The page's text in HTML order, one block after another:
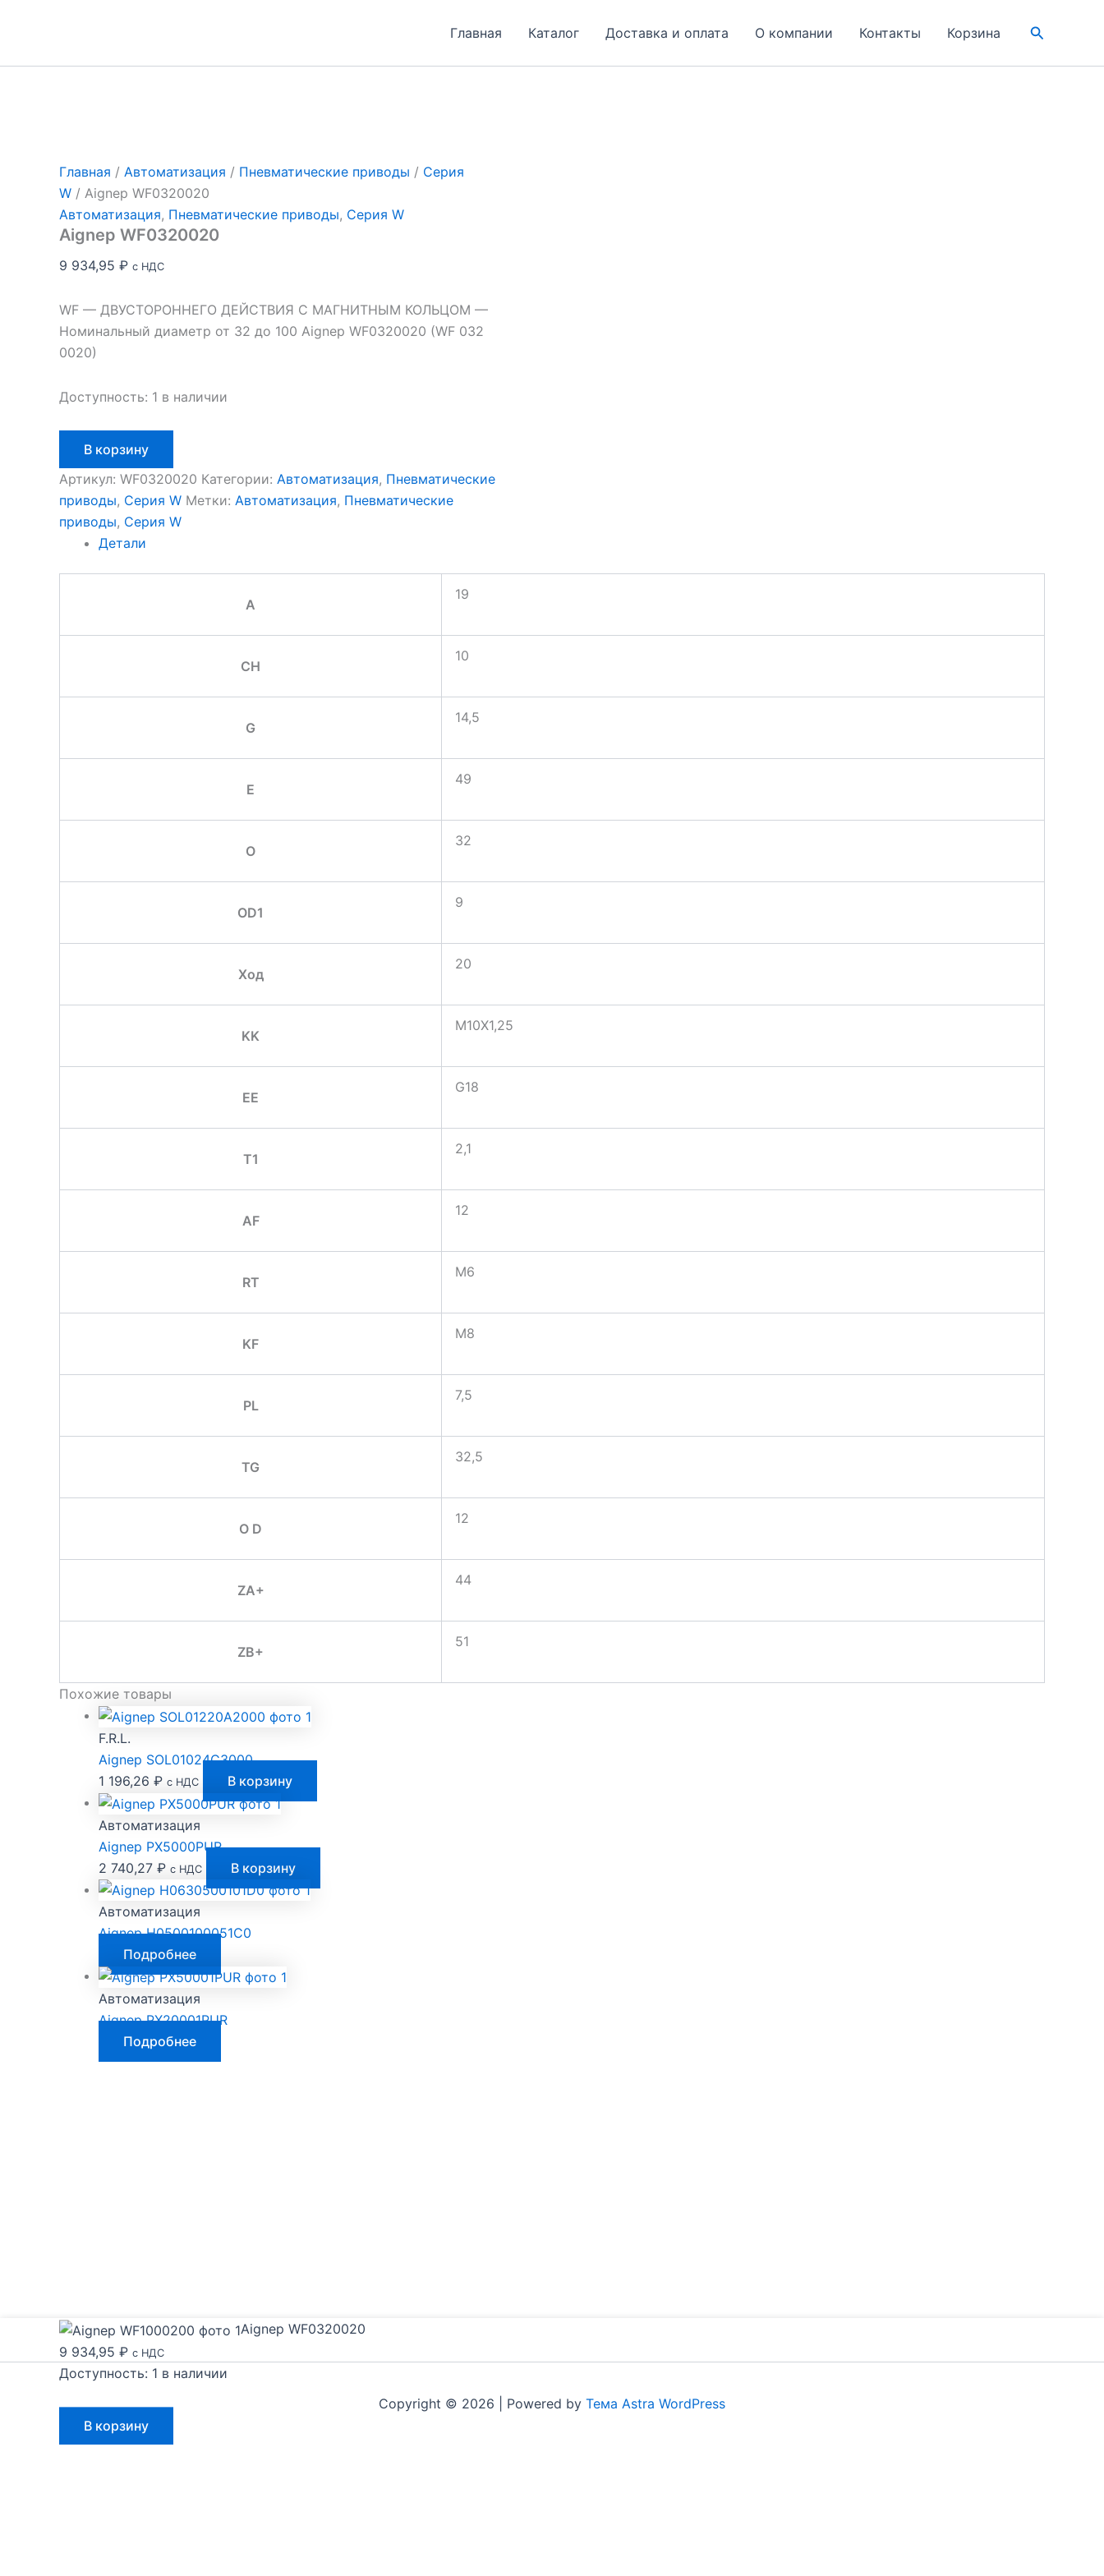
Главная Каталог Доставка и оплата О компании Контакты Корзина Поиск
Главная / Автоматизация / Пневматические приводы / Серия
W / Aignep WF0320020
Автоматизация, Пневматические приводы, Серия W
Aignep WF0320020
9 934,95 ₽ с НДС
WF — ДВУСТОРОННЕГО ДЕЙСТВИЯ С МАГНИТНЫМ КОЛЬЦОМ —
Номинальный диаметр от 32 до 100 Aignep WF0320020 (WF 032
0020)
Доступность: 1 в наличии
товара
Aignep
WF0320020
В корзину
Артикул: WF0320020 Категории: Автоматизация, Пневматические
приводы, Серия W Метки: Автоматизация, Пневматические
приводы, Серия W
Детали
A
19
CH
10
G
14,5
E
49
O
32
OD1
9
Ход
20
KK
M10X1,25
EE
G18
T1
2,1
AF
12
RT
M6
KF
M8
PL
7,5
TG
32,5
O D
12
ZA+
44
ZB+
51
Похожие товары
F.R.L.
Aignep SOL01024C3000
1 196,26 ₽ с НДС В корзину
Автоматизация
Aignep PX5000PUR
2 740,27 ₽ с НДС В корзину
Автоматизация
Aignep H0500100051C0
Подробнее
Автоматизация
Aignep PX20001PUR
Подробнее
Copyright © 2026 | Powered by Тема Astra WordPress
Aignep WF0320020
9 934,95 ₽ с НДС
Доступность: 1 в наличии
товара
Aignep
В корзину